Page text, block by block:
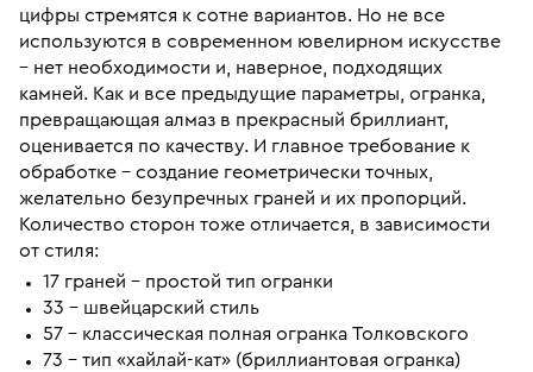
цифры стремятся к сотне вариантов. Но не все
используются в современном ювелирном искусстве
– нет необходимости и, наверное, подходящих
камней. Как и все предыдущие параметры, огранка,
превращающая алмаз в прекрасный бриллиант,
оценивается по качеству. И главное требование к
обработке – создание геометрически точных,
желательно безупречных граней и их пропорций.
Количество сторон тоже отличается, в зависимости
от стиля:
17 граней – простой тип огранки
33 – швейцарский стиль
57 – классическая полная огранка Толковского
73 – тип «хайлай-кат» (бриллиантовая огранка)